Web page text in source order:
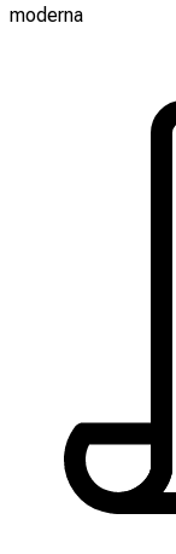
moderna